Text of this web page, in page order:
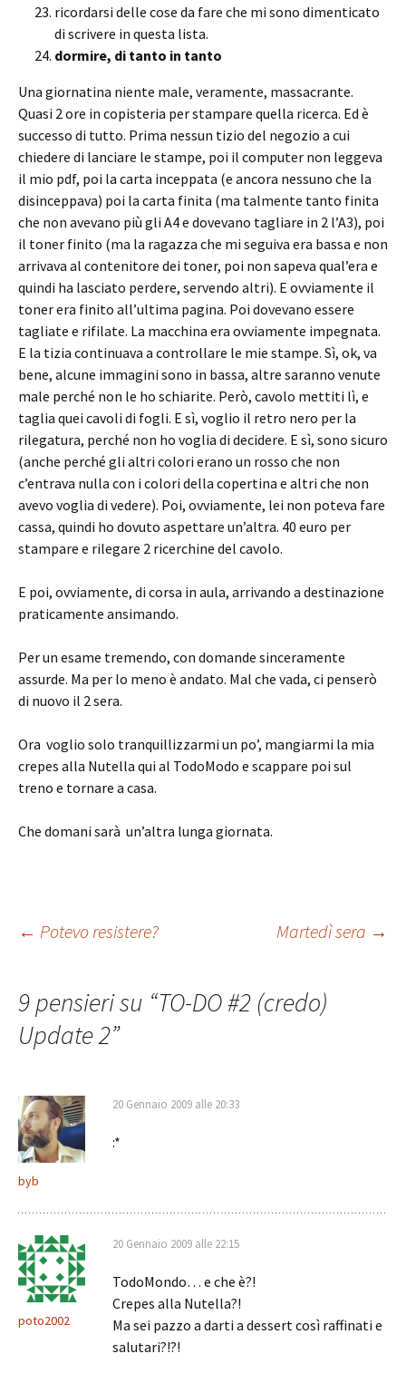
ricordarsi delle cose da fare che mi sono dimenticato
di scrivere in questa lista.
dormire, di tanto in tanto
Una giornatina niente male, veramente, massacrante.
Quasi 2 ore in copisteria per stampare quella ricerca. Ed è
successo di tutto. Prima nessun tizio del negozio a cui
chiedere di lanciare le stampe, poi il computer non leggeva
il mio pdf, poi la carta inceppata (e ancora nessuno che la
disinceppava) poi la carta finita (ma talmente tanto finita
che non avevano più gli A4 e dovevano tagliare in 2 l’A3), poi
il toner finito (ma la ragazza che mi seguiva era bassa e non
arrivava al contenitore dei toner, poi non sapeva qual’era e
quindi ha lasciato perdere, servendo altri). E ovviamente il
toner era finito all’ultima pagina. Poi dovevano essere
tagliate e rifilate. La macchina era ovviamente impegnata.
E la tizia continuava a controllare le mie stampe. Sì, ok, va
bene, alcune immagini sono in bassa, altre saranno venute
male perché non le ho schiarite. Però, cavolo mettiti lì, e
taglia quei cavoli di fogli. E sì, voglio il retro nero per la
rilegatura, perché non ho voglia di decidere. E sì, sono sicuro
(anche perché gli altri colori erano un rosso che non
c’entrava nulla con i colori della copertina e altri che non
avevo voglia di vedere). Poi, ovviamente, lei non poteva fare
cassa, quindi ho dovuto aspettare un’altra. 40 euro per
stampare e rilegare 2 ricerchine del cavolo.
E poi, ovviamente, di corsa in aula, arrivando a destinazione
praticamente ansimando.
Per un esame tremendo, con domande sinceramente
assurde. Ma per lo meno è andato. Mal che vada, ci penserò
di nuovo il 2 sera.
Ora voglio solo tranquillizzarmi un po’, mangiarmi la mia
crepes alla Nutella qui al TodoModo e scappare poi sul
treno e tornare a casa.
Che domani sarà un’altra lunga giornata.
Navigazione
articolo
← Potevo resistere? Martedì sera →
9 pensieri su “TO-DO #2 (credo)
Update 2”
byb
20 Gennaio 2009 alle 20:33
:*
poto2002
20 Gennaio 2009 alle 22:15
TodoMondo… e che è?!
Crepes alla Nutella?!
Ma sei pazzo a darti a dessert così raffinati e
salutari?!?!